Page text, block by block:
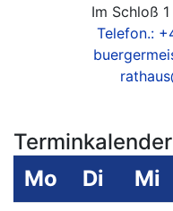
Im Schloß
Telefon.:
Terminkalender
Mo
Di Mi